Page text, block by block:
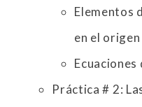
Elementos
en el origen
Ecuaciones
Práctica # 2: